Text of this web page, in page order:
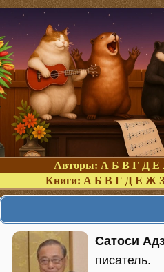
Авторы: А Б В Г Д Е
Книги: А Б В Г Д Е Ж З
Сатоси
писатель.